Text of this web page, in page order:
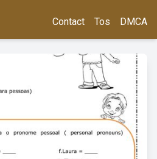
Contact Tos DMCA